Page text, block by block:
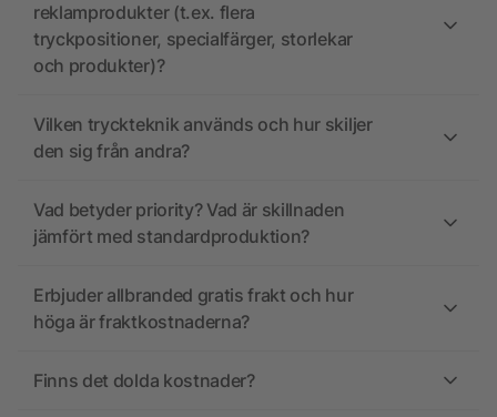
reklamprodukter (t.ex. flera
tryckpositioner, specialfärger, storlekar
och produkter)?
Vilken tryckteknik används och hur skiljer
den sig från andra?
Vad betyder priority? Vad är skillnaden
jämfört med standardproduktion?
Erbjuder allbranded gratis frakt och hur
höga är fraktkostnaderna?
Finns det dolda kostnader?